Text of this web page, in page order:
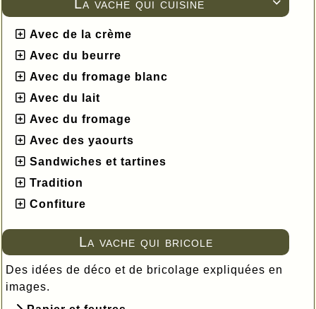

La vache qui cuisine
Avec de la crème
Avec du beurre
Avec du fromage blanc
Avec du lait
Avec du fromage
Avec des yaourts
Sandwiches et tartines
Tradition
Confiture
La vache qui bricole
Des idées de déco et de bricolage expliquées en
images.